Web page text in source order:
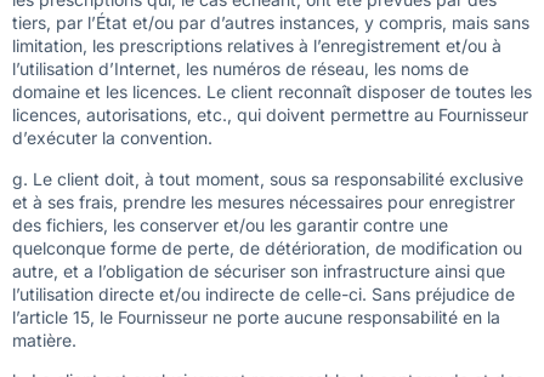
tiers, par l’État et/ou par d’autres instances, y compris, mais sans
limitation, les prescriptions relatives à l’enregistrement et/ou à
l’utilisation d’Internet, les numéros de réseau, les noms de
domaine et les licences. Le client reconnaît disposer de toutes les
licences, autorisations, etc., qui doivent permettre au Fournisseur
d’exécuter la convention.
g. Le client doit, à tout moment, sous sa responsabilité exclusive
et à ses frais, prendre les mesures nécessaires pour enregistrer
des fichiers, les conserver et/ou les garantir contre une
quelconque forme de perte, de détérioration, de modification ou
autre, et a l’obligation de sécuriser son infrastructure ainsi que
l’utilisation directe et/ou indirecte de celle-ci. Sans préjudice de
l’article 15, le Fournisseur ne porte aucune responsabilité en la
matière.